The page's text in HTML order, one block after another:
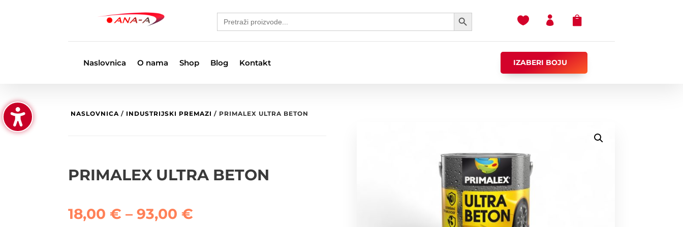
Search
for:
Search Button
  
Naslovnica O nama Shop Blog Kontakt IZABERI BOJU
NASLOVNICA / INDUSTRIJSKI PREMAZI / PRIMALEX ULTRA BETON
PRIMALEX ULTRA BETON
18,00€ – 93,00€